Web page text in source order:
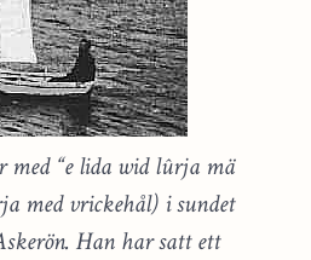
“e lida wid lûrja mä
med vrickehål) i sundet
Han har satt ett